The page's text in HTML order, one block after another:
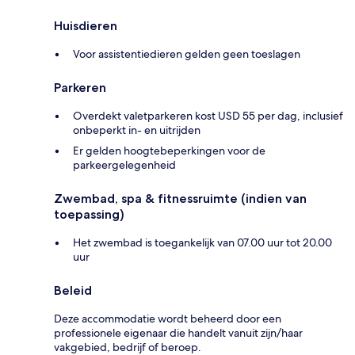
Huisdieren
Voor assistentiedieren gelden geen toeslagen
Parkeren
Overdekt valetparkeren kost USD 55 per dag, inclusief
onbeperkt in- en uitrijden
Er gelden hoogtebeperkingen voor de
parkeergelegenheid
Zwembad, spa & fitnessruimte (indien van
toepassing)
Het zwembad is toegankelijk van 07.00 uur tot 20.00
uur
Beleid
Deze accommodatie wordt beheerd door een
professionele eigenaar die handelt vanuit zijn/haar
vakgebied, bedrijf of beroep.